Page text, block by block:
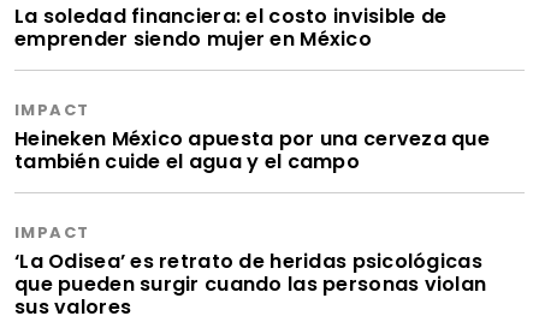
La soledad financiera: el costo invisible de
emprender siendo mujer en México
IMPACT
Heineken México apuesta por una cerveza que
también cuide el agua y el campo
IMPACT
‘La Odisea’ es retrato de heridas psicológicas
que pueden surgir cuando las personas violan
sus valores